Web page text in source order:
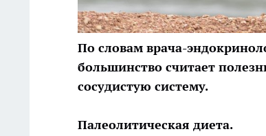
По словам врача-
большинство считает
сосудистую систему.
Палеолитическая диета.